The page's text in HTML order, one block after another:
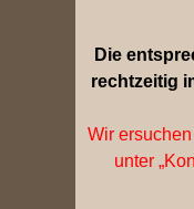
Die
rechtzeitig
Wir
unter